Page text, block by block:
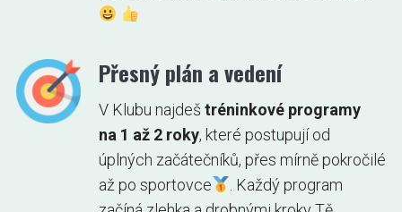
Přesný plán a vedení
V Klubu najdeš tréninkové programy
na 1 až 2 roky, které postupují od
úplných začátečníků, přes mírně pokročilé
až po sportovce
. Každý program